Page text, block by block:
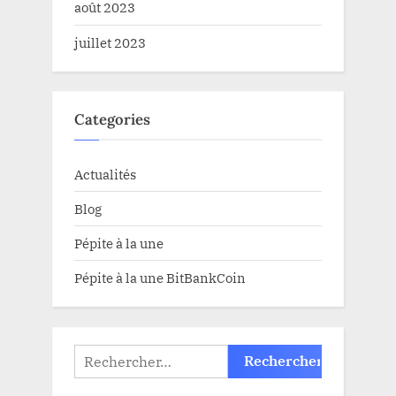
août 2023
juillet 2023
Categories
Actualités
Blog
Pépite à la une
Pépite à la une BitBankCoin
Rechercher :